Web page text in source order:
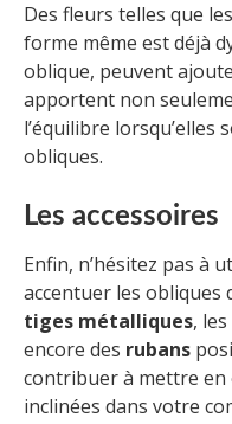
Des fleurs telles que les
forme même est déjà
oblique, peuvent
apportent non
l’équilibre lorsqu’elles
obliques.
Les accessoires
Enfin, n’hésitez pas à
accentuer les obliques
tiges métalliques, les
encore des rubans
contribuer à mettre en
inclinées dans votre